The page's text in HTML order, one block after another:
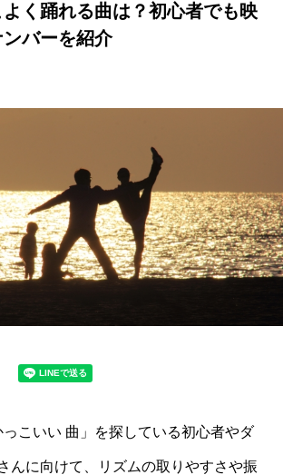
く踊れる曲は？初心者でも映
バーを紹介
っこいい 曲」を探している初心者やダ
んに向けて、リズムの取りやすさや振